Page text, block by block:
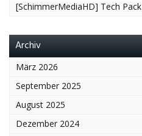
[SchimmerMediaHD] Tech
Archiv
März 2026
September 2025
August 2025
Dezember 2024